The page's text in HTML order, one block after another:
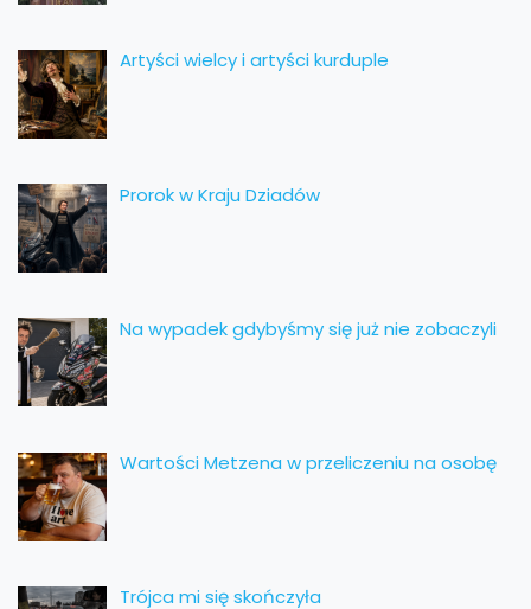
Artyści wielcy i artyści kurduple
Prorok w Kraju Dziadów
Na wypadek gdybyśmy się już nie zobaczyli
Wartości Metzena w przeliczeniu na osobę
Trójca mi się skończyła